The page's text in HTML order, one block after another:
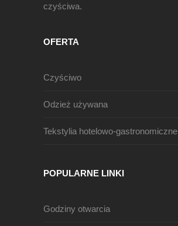
czyściwa.
OFERTA
Czyściwo
Odzież używana
Tekstylia hotelowo-gastronomiczne
POPULARNE LINKI
Godziny otwarcia